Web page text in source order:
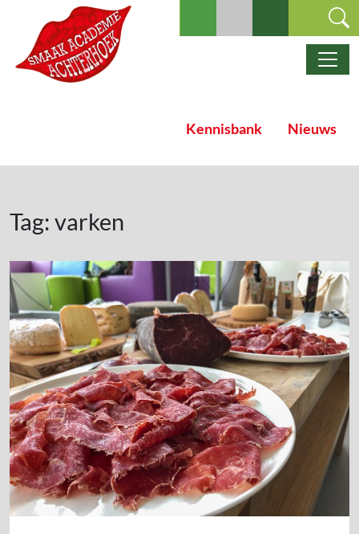
Ga naar de inhoud
Hoofdnavigatie
Kennisbank Nieuws
Tag: varken